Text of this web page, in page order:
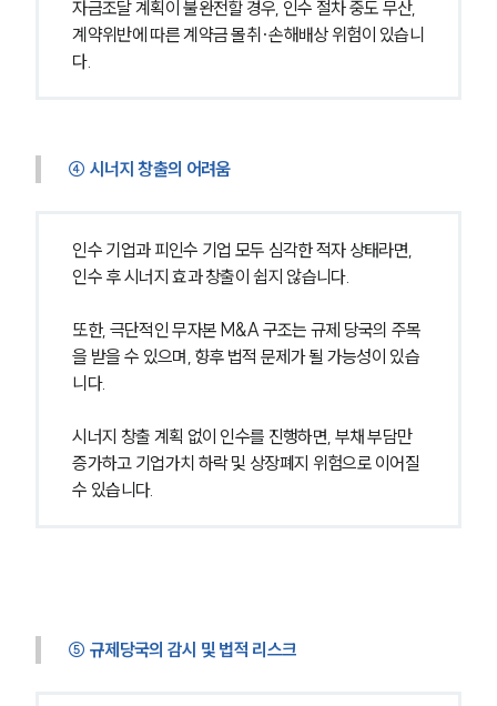
M&A전문변호사
언론보도
뉴스레터/브로슈어
세미나
대륜법률상담예약
자금조달 계획이 불완전할 경우, 인수 절차 중도 무산,
계약위반에 따른 계약금 몰취·손해배상 위험이 있습니
다.
④ 시너지 창출의 어려움
인수 기업과 피인수 기업 모두 심각한 적자 상태라면,
인수 후 시너지 효과 창출이 쉽지 않습니다.
또한, 극단적인 무자본 M&A 구조는 규제 당국의 주목
을 받을 수 있으며, 향후 법적 문제가 될 가능성이 있습
니다.
시너지 창출 계획 없이 인수를 진행하면, 부채 부담만
증가하고 기업가치 하락 및 상장폐지 위험으로 이어질
수 있습니다.
⑤ 규제당국의 감시 및 법적 리스크